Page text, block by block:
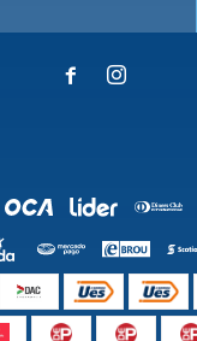
 